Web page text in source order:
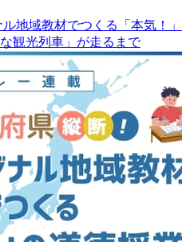
地域教材でつくる「本気！」
観光列車」が走るまで